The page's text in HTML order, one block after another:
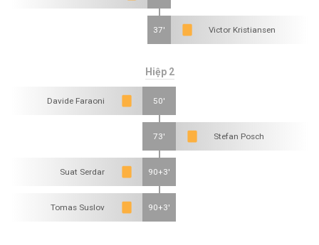
37' Victor Kristiansen
Hiệp 2
Davide Faraoni 50'
73' Stefan Posch
Suat Serdar 90+3'
Tomas Suslov 90+3'